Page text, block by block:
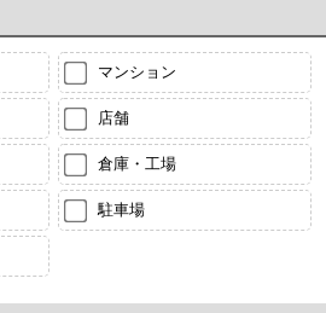
マンション
店舗
倉庫・工場
駐車場